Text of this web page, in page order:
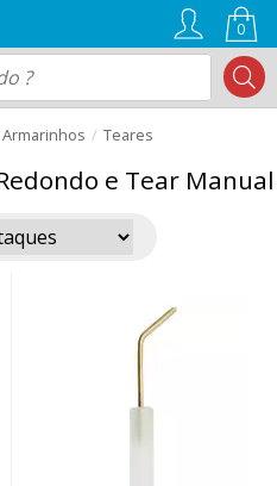
0
Teares
e Tear Manual